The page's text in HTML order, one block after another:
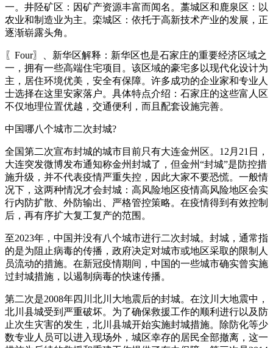
一。井陉矿区：因矿产资源丰富而闻名。藁城区和鹿泉区：以
农业和制造业为主。栾城区：依托于高新技术产业的发展，正
逐渐崭露头角。
〖Four〗、新华区解释：新华区也是石家庄的重要经济区域之
一，拥有一些高端住宅项目。该区域的豪宅多以现代化设计为
主，居住环境优美，安全有保障。许多成功的企业家和专业人
士选择在这里安家落户。具体特点介绍：石家庄的这些富人区
不仅地理位置优越，交通便利，而且配套设施完善。
中国哪八个城市二次封城?
全国第二次宣布封城的城市目前只有大连金州区。12月21日，
大连突发微博发布通知称金州封城了，但金州“封城”是防控措
施升级，并不代表疫情严重失控，因此大家不要恐慌。一般情
况下，这两种情况才会封城：高风险地区疫情高风险地区会实
行内防扩散、外防输出、严格管控策略。在疫情得到有效控制
后，再有序扩大复工复产的范围。
至2023年，中国并没有八个城市进行二次封城。封城，通常指
的是为阻止病毒的传播，政府决定对城市或地区采取的限制人
员流动的措施。在新冠疫情期间，中国的一些城市确实曾实施
过封城措施，以遏制病毒的快速传播。
第二次是2008年四川北川大地震后的封城。在汶川大地震中，
北川县城受到严重破坏。为了确保救援工作的顺利进行以及防
止次生灾害的发生，北川县城开始实施封城措施。除防化等少
数专业人员可以进入现场外，城区幸存的居民全部撤离，这一